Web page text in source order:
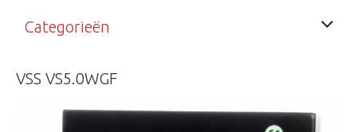
Categorieën
VSS VS5.0WGF